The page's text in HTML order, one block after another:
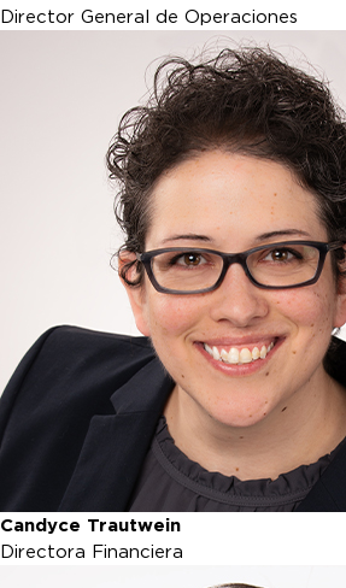
Director General de Operaciones
Candyce Trautwein
Directora Financiera